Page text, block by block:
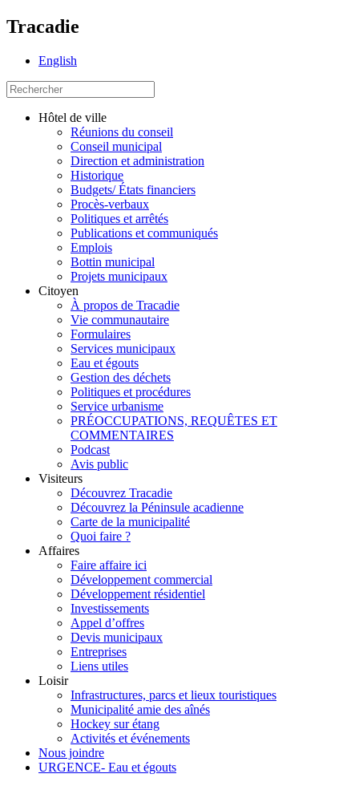
Tracadie
English
Hôtel de ville
Réunions du conseil
Conseil municipal
Direction et administration
Historique
Budgets/ États financiers
Procès-verbaux
Politiques et arrêtés
Publications et communiqués
Emplois
Bottin municipal
Projets municipaux
Citoyen
À propos de Tracadie
Vie communautaire
Formulaires
Services municipaux
Eau et égouts
Gestion des déchets
Politiques et procédures
Service urbanisme
PRÉOCCUPATIONS, REQUÊTES ET
COMMENTAIRES
Podcast
Avis public
Visiteurs
Découvrez Tracadie
Découvrez la Péninsule acadienne
Carte de la municipalité
Quoi faire ?
Affaires
Faire affaire ici
Développement commercial
Développement résidentiel
Investissements
Appel d’offres
Devis municipaux
Entreprises
Liens utiles
Loisir
Infrastructures, parcs et lieux touristiques
Municipalité amie des aînés
Hockey sur étang
Activités et événements
Nous joindre
URGENCE- Eau et égouts